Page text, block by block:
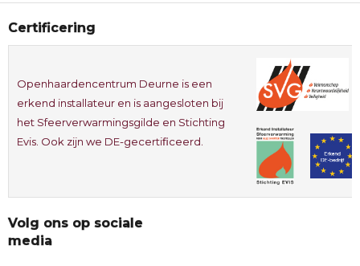
Certificering
Openhaardencentrum Deurne is een
erkend installateur en is aangesloten bij
het Sfeerverwarmingsgilde en Stichting
Evis. Ook zijn we DE-gecertificeerd.
Volg ons op sociale
media